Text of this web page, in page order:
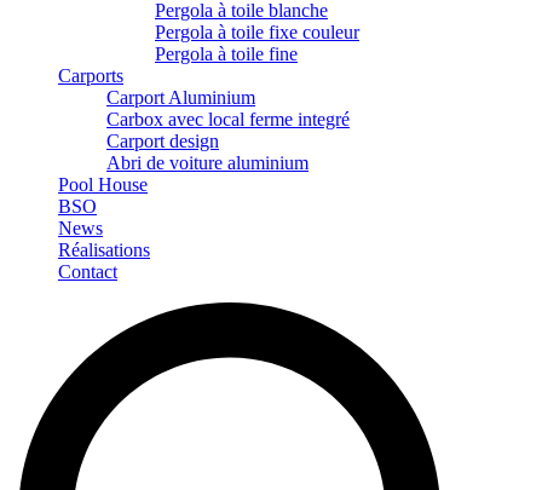
Pergola à toile blanche
Pergola à toile fixe couleur
Pergola à toile fine
Carports
Carport Aluminium
Carbox avec local ferme integré
Carport design
Abri de voiture aluminium
Pool House
BSO
News
Réalisations
Contact